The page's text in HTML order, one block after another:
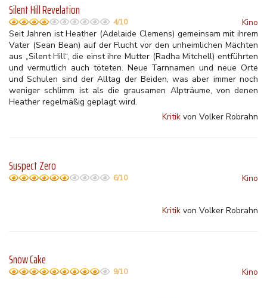
Silent Hill Revelation
4/10
Kino
Seit Jahren ist Heather (Adelaide Clemens) gemeinsam mit ihrem
Vater (Sean Bean) auf der Flucht vor den unheimlichen Mächten
aus „Silent Hill“, die einst ihre Mutter (Radha Mitchell) entführten
und vermutlich auch töteten. Neue Tarnnamen und neue Orte
und Schulen sind der Alltag der Beiden, was aber immer noch
weniger schlimm ist als die grausamen Alpträume, von denen
Heather regelmäßig geplagt wird.
Kritik von Volker Robrahn
Suspect Zero
6/10 Kino
Kritik von Volker Robrahn
Snow Cake
9/10 Kino